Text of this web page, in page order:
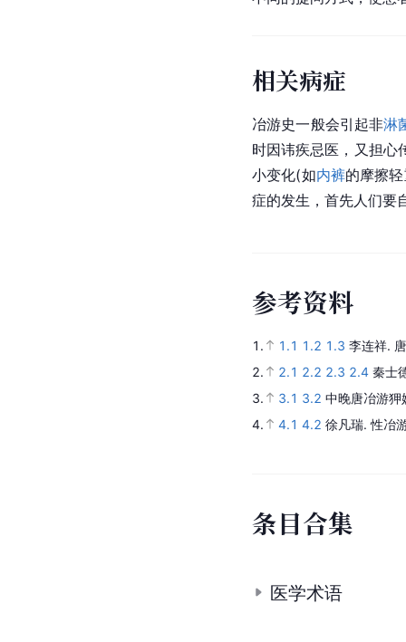
相关病症
冶游史一般会引起非淋
时因讳疾忌医，又担心
小变化(如内裤的摩擦
症的发生，首先人们要
参考资料
1. 1.1 1.2 1.3 李连祥.
2.
2.1 2.2 2.3 2.4 秦士
3.
3.1 3.2 中晚唐冶游狎
4.
4.1 4.2 徐凡瑞.性冶
条目合集
医学术语